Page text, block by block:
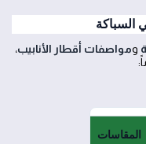
السباكة
ومواصفات أقطار الأنابيب،
المقاسات